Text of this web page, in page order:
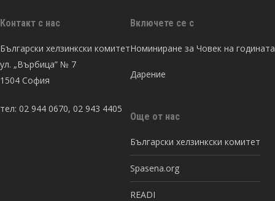
Контакт с нас
Български хелзинкски комитет
ул. „Върбица” № 7
1504 София
тел: 02 944 0670, 02 943 4405
Включете се с
Номиниране за Човек на годината
Дарение
Още от нас
Български хелзинкски комитет
Spasena.org
READI